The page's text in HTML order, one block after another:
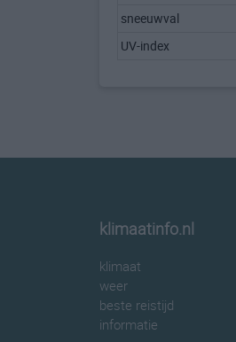
sneeuwval
UV-index
klimaatinfo.nl
klimaat
weer
beste reistijd
informatie